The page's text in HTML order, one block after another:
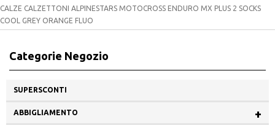
CALZE CALZETTONI ALPINESTARS MOTOCROSS ENDURO MX PLUS 2 SOCKS
COOL GREY ORANGE FLUO
Categorie Negozio
SUPERSCONTI
+
ABBIGLIAMENTO